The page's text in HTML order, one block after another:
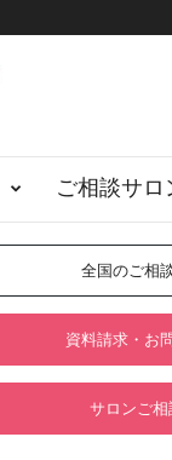
ご相談サロ
全国のご相
資料請求・お
サロンご相